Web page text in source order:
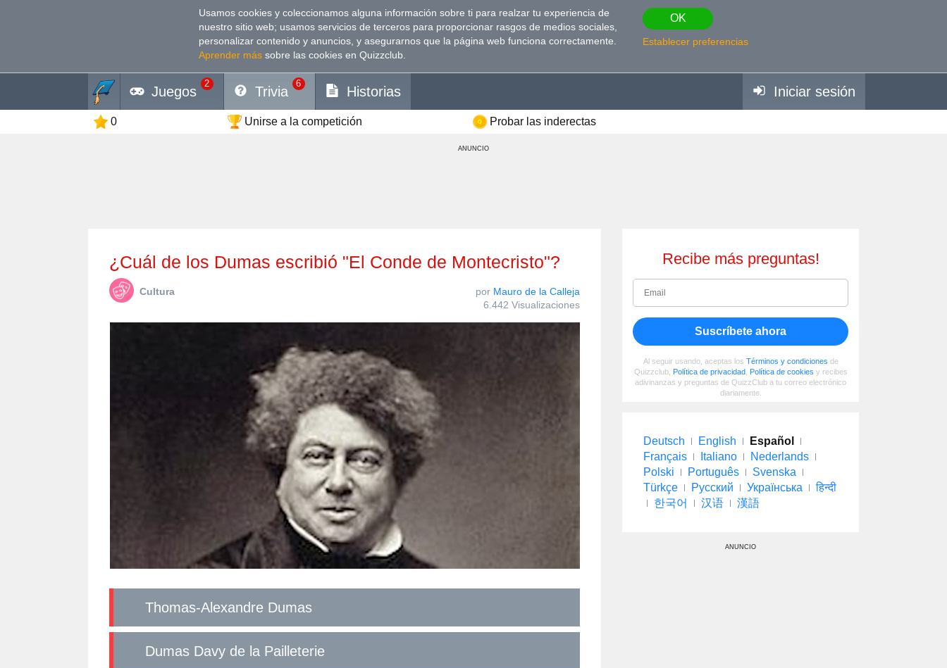
Usamos cookies y coleccionamos alguna información sobre ti para realzar tu experiencia de
nuestro sitio web; usamos servicios de terceros para proporcionar rasgos de medios sociales,
personalizar contenido y anuncios, y asegurarnos que la página web funciona correctamente.
Aprender más sobre las cookies en Quizzclub.
OK
Establecer preferencias
Juegos
2
Trivia
6
Historias Iniciar sesión
0 Unirse a la competición Probar las inderectas
ANUNCIO
¿Cuál de los Dumas escribió "El Conde de Montecristo"?
Cultura por Mauro de la Calleja
6.442 Visualizaciones
Thomas-Alexandre Dumas
Dumas Davy de la Pailleterie
Recibe más preguntas!
Suscríbete ahora
Al seguir usando, aceptas los Términos y condiciones de
Quizzclub, Política de privacidad, Política de cookies y recibes
adivinanzas y preguntas de QuizzClub a tu correo electrónico
diariamente.
Deutsch English
Español
Français
Italiano
Nederlands
Polski
Português
Svenska
Türkçe
Русский Українська
हिन्दी
한국어
汉语 漢語
ANUNCIO